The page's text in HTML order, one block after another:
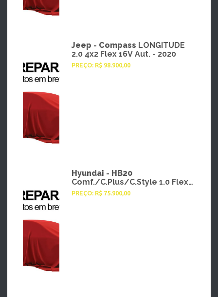
Jeep - Compass LONGITUDE
2.0 4x2 Flex 16V Aut. - 2020
PREÇO: R$ 98.900,00
Hyundai - HB20
Comf./C.Plus/C.Style 1.0 Flex
12V - 2025
PREÇO: R$ 75.900,00